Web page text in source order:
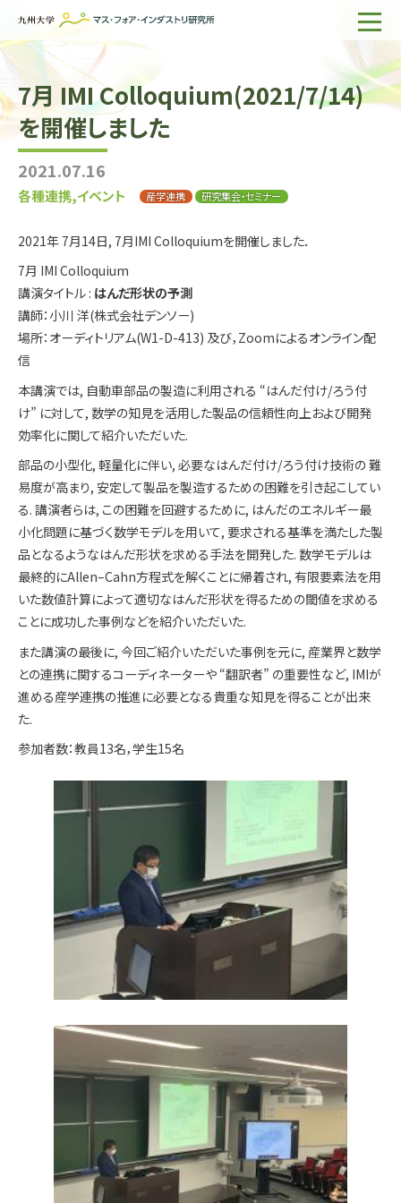
ホーム
IMIについて
組織・所員
研究活動
出版物一覧
サイト内検索
7月 IMI Colloquium(2021/7/14)
を開催しました
2021.07.16
各種連携,イベント 産学連携 研究集会・セミナー
2021年 7月14日, 7月IMI Colloquiumを開催しました．
7月 IMI Colloquium
講演タイトル : はんだ形状の予測
講師：小川 洋(株式会社デンソー)
場所：オーディトリアム(W1-D-413) 及び，Zoomによるオンライン配
信
本講演では, 自動車部品の製造に利用される “はんだ付け/ろう付
け” に対して, 数学の知見を活用した製品の信頼性向上および開発
効率化に関して紹介いただいた.
部品の小型化, 軽量化に伴い, 必要なはんだ付け/ろう付け技術の 難
易度が高まり, 安定して製品を製造するための困難を引き起こしてい
る. 講演者らは, この困難を回避するために, はんだのエネルギー最
小化問題に基づく数学モデルを用いて, 要求される基準を満たした製
品となるようなはんだ形状を求める手法を開発した. 数学モデルは
最終的にAllen–Cahn方程式を解くことに帰着され, 有限要素法を用
いた数値計算によって適切なはんだ形状を得るための閾値を求める
ことに成功した事例などを紹介いただいた.
また講演の最後に, 今回ご紹介いただいた事例を元に, 産業界と数学
との連携に関するコーディネーターや “翻訳者” の重要性など, IMIが
進める産学連携の推進に必要となる貴重な知見を得ることが出来
た.
参加者数：教員13名，学生15名